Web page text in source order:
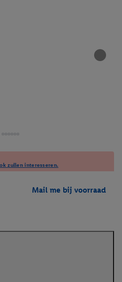
zullen interesseren.
Mail me bij voorraad